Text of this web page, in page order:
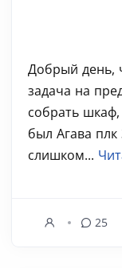
Добрый день,
задача на
собрать
был Агава
слишком...
25